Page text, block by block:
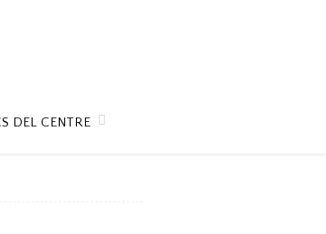
DEL CENTRE